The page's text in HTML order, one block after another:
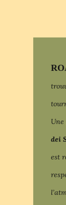
dei
est